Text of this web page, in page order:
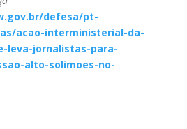
defesa/pt-
acao-interministerial-da-
leva-jornalistas-para-
alto-solimoes-no-